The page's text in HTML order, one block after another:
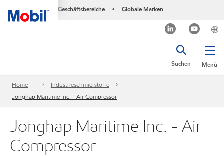
Geschäftsbereiche • Globale Marken
Menü
Suchen
Home
Industrieschmierstoffe
Jonghap Maritime Inc. - Air Compressor
Jonghap Maritime Inc. - Air
Compressor